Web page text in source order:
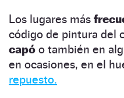
Los lugares más
código de pintura del
capó o también en
en ocasiones, en el
repuesto.